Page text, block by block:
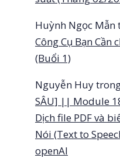
Huỳnh Ngọc Mẫn
Công Cụ Bạn Cần
(Buổi 1)
Nguyễn Huy
SÂU] || Module
Dịch file PDF và
Nói (Text to
openAI